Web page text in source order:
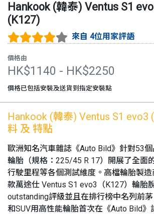
Hankook (韓泰) Ventus S1
(K127)
來自 4位用家評語
價格由
HK$1140 - HK$2250
價格已包括安裝及送貨到指定安裝點
Hankook (韓泰) Ventus S1 evo3
料 及 特點
歐洲知名汽車雜誌《Auto Bild》針對53
輪胎（規格：225/45 R 17）開展了全面
行駛里程等各個測試維度。高檔輪胎製
款萬途仕 Ventus S1 evo3（K127）輪胎
outstanding評級並且在排行榜中名列前
和SUV用高性能輪胎首次在《Auto Bild》